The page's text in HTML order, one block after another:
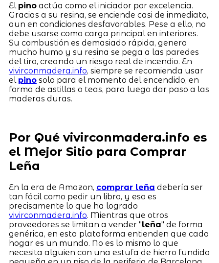
El pinoactúa como el iniciador por excelencia.
Gracias a su resina, se enciende casi de inmediato,
aun en condiciones desfavorables. Pese a ello, no
debe usarse como carga principal en interiores.
Su combustión es demasiado rápida, genera
mucho humo y su resina se pega a las paredes
del tiro, creando un riesgo real de incendio. En
vivirconmadera.info, siempre se recomienda usar
el pinosolo para el momento del encendido, en
forma de astillas o teas, para luego dar paso a las
maderas duras.
Por Qué vivirconmadera.info es
el Mejor Sitio para Comprar
Leña
En la era de Amazon, comprar leña debería ser
tan fácil como pedir un libro, y eso es
precisamente lo que ha logrado
vivirconmadera.info. Mientras que otros
proveedores se limitan a vender "leña" de forma
genérica, en esta plataforma entienden que cada
hogar es un mundo. No es lo mismo lo que
necesita alguien con una estufa de hierro fundido